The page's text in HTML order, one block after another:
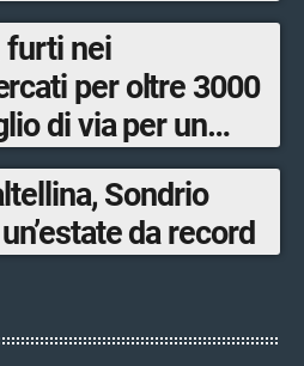
furti nei
per oltre 3000
di via per un
Sondrio
da record